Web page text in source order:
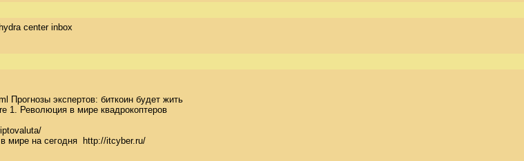
center inbox
Прогнозы экспертов: биткоин будет жить
1. Революция в мире квадрокоптеров
мире на сегодня  http://itcyber.ru/